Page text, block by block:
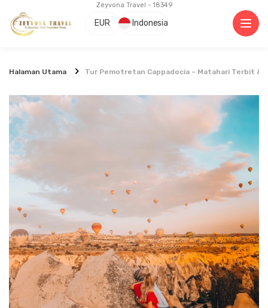
Zeyvona Travel - 18349
EUR Indonesia
Halaman Utama Tur Pemotretan Cappadocia – Matahari Terbit &